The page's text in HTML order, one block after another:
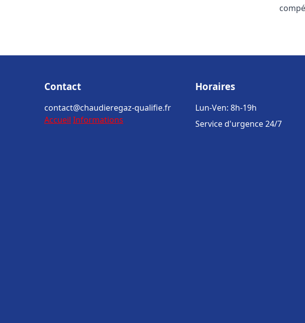
Contact
contact@chaudieregaz-qualifie.fr
Accueil Informations
Horaires
Lun-Ven: 8h-19h
Service d'urgence 24/7